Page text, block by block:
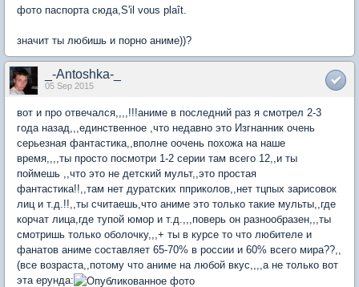
фото паспорта сюда,S'il vous plaît.
значит ты любишь и порно аниме))?
_-Antoshka-_
05 Sep 2015
вот и про отвечался,,,,!!!аниме в последний раз я смотрел 2-3
года назад,,,единственное ,что недавно это Изгнанник очень
серьезная фантастика,,вполне оочень похожа на наше
время,,,,ты просто посмотри 1-2 серии там всего 12,,и ты
поймешь ,,что это не детский мульт,,это простая
фантастика!!,,там нет дуратских пприколов,,нет тцпых зарисовок
лиц и т.д.!!,,ты считаешь,что аниме это только такие мульты,,где
корчат лица,где тупой юмор и т.д.,,,поверь он разнообразен,,,ты
смотришь только оболочку,,,+ ты в курсе то что любителе и
фанатов аниме составляет 65-70% в россии и 60% всего мира??,,
(все возраста,,потому что аниме на любой вкус,,,,а не только вот
эта ерунда: